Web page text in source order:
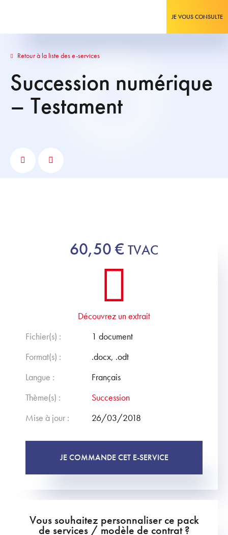
JE VOUS CONSULTE
Retour à la liste des e-services
Succession numérique
– Testament
60,50€ TVAC
Découvrez un extrait
Fichier(s) :
1 document
Format(s) :
.docx, .odt
Langue :
Français
Thème(s) :
Succession
Mise à jour :
26/03/2018
JE COMMANDE CET E-SERVICE
Vous souhaitez personnaliser ce pack
de services / modèle de contrat ?